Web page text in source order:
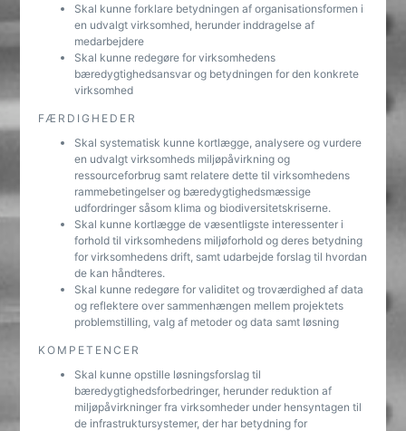
Skal kunne forklare betydningen af organisationsformen i
en udvalgt virksomhed, herunder inddragelse af
medarbejdere
Skal kunne redegøre for virksomhedens
bæredygtighedsansvar og betydningen for den konkrete
virksomhed
FÆRDIGHEDER
Skal systematisk kunne kortlægge, analysere og vurdere
en udvalgt virksomheds miljøpåvirkning og
ressourceforbrug samt relatere dette til virksomhedens
rammebetingelser og bæredygtighedsmæssige
udfordringer såsom klima og biodiversitetskriserne.
Skal kunne kortlægge de væsentligste interessenter i
forhold til virksomhedens miljøforhold og deres betydning
for virksomhedens drift, samt udarbejde forslag til hvordan
de kan håndteres.
Skal kunne redegøre for validitet og troværdighed af data
og reflektere over sammenhængen mellem projektets
problemstilling, valg af metoder og data samt løsning
KOMPETENCER
Skal kunne opstille løsningsforslag til
bæredygtighedsforbedringer, herunder reduktion af
miljøpåvirkninger fra virksomheder under hensyntagen til
de infrastruktursystemer, der har betydning for